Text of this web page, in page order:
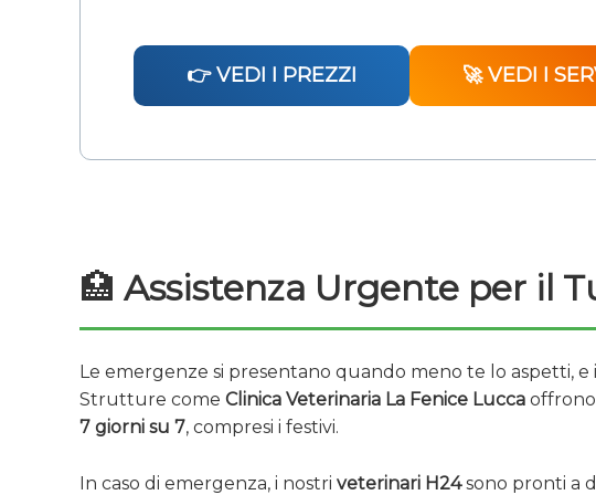
👉 VEDI I PREZZI 🚀 VEDI I
🏥 Assistenza Urgente per il
Le emergenze si presentano quando meno te lo aspetti, e
Strutture come Clinica Veterinaria La Fenice Lucca offrono
7 giorni su 7, compresi i festivi.
In caso di emergenza, i nostri veterinari H24sono pronti a